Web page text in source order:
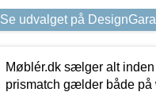
Se udvalget på
Møblér.dk sælger alt
prismatch gælder både på